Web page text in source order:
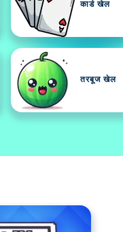
कार्ड खेल
तरबूज खेल